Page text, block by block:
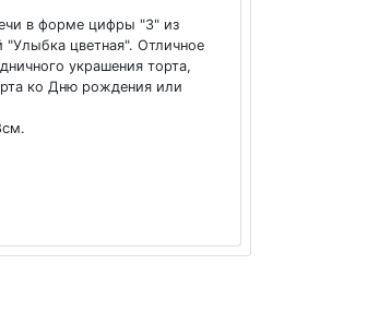
в форме цифры "3" из
"Улыбка цветная". Отличное
украшения торта,
ко Дню рождения или